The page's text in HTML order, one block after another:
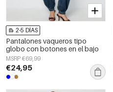
2-5 DÍAS
Pantalones vaqueros tipo
globo con botones en el bajo
MSRP €69,99
€24,95